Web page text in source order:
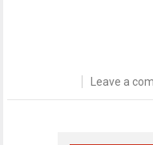
Leave a